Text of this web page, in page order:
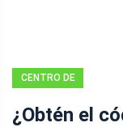
CENTRO DE
MINITOOL
¿Obtén el